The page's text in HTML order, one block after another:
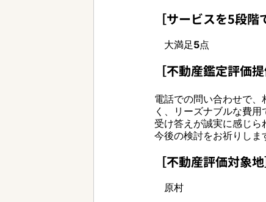
［サービスを5段階
大満足5点
［不動産鑑定評価
電話での問い合わせで
く、リーズナブルな費用
受け答えが誠実に感じら
今後の検討をお祈りしま
［不動産評価対象地
原村